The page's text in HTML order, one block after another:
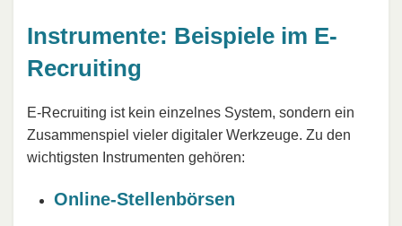
Instrumente: Beispiele im E-
Recruiting
E-Recruiting ist kein einzelnes System, sondern ein
Zusammenspiel vieler digitaler Werkzeuge. Zu den
wichtigsten Instrumenten gehören:
Online-Stellenbörsen